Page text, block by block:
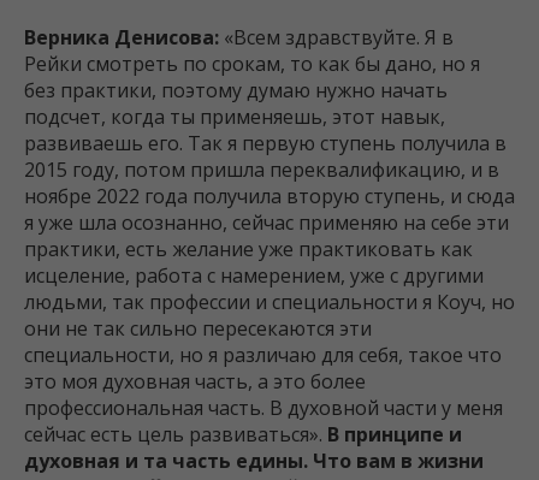
Верника Денисова: «Всем здравствуйте. Я в
Рейки смотреть по срокам, то как бы дано, но я
без практики, поэтому думаю нужно начать
подсчет, когда ты применяешь, этот навык,
развиваешь его. Так я первую ступень получила в
2015 году, потом пришла переквалификацию, и в
ноябре 2022 года получила вторую ступень, и сюда
я уже шла осознанно, сейчас применяю на себе эти
практики, есть желание уже практиковать как
исцеление, работа с намерением, уже с другими
людьми, так профессии и специальности я Коуч, но
они не так сильно пересекаются эти
специальности, но я различаю для себя, такое что
это моя духовная часть, а это более
профессиональная часть. В духовной части у меня
сейчас есть цель развиваться». В принципе и
духовная и та часть едины. Что вам в жизни